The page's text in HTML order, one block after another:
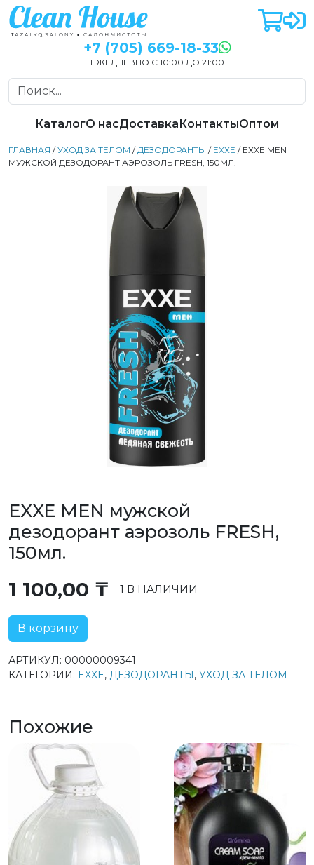
+7 (705) 669-18-33
ЕЖЕДНЕВНО С 10:00 ДО 21:00
КаталогО насДоставкаКонтактыОптом
ГЛАВНАЯ /УХОД ЗА ТЕЛОМ /ДЕЗОДОРАНТЫ / EXXE / EXXE MEN
МУЖСКОЙ ДЕЗОДОРАНТ АЭРОЗОЛЬ FRESH, 150МЛ.
EXXE MEN мужской
дезодорант аэрозоль FRESH,
150мл.
1 100,00 ₸ 1 В НАЛИЧИИ
В корзину
АРТИКУЛ: 00000009341
КАТЕГОРИИ: EXXE, ДЕЗОДОРАНТЫ, УХОД ЗА ТЕЛОМ
Похожие